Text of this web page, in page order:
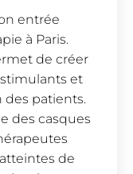
entrée
à Paris.
de créer
et
des patients.
des casques
de